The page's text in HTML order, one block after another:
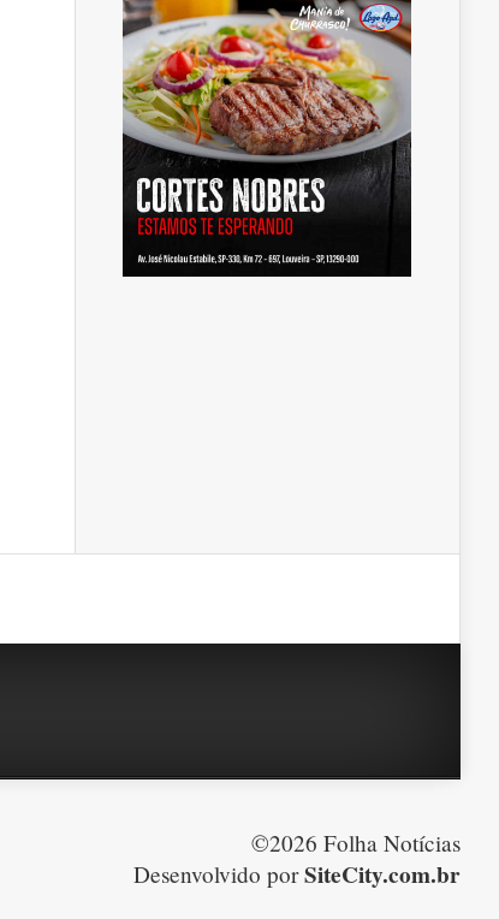
©2026 Folha Notícias
Desenvolvido porSiteCity.com.br